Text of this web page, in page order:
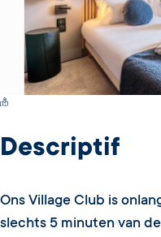
Switch Carte/Photos
Descriptif
Ons Village Club is
slechts 5 minuten van